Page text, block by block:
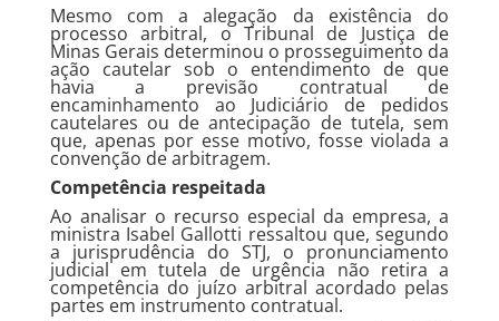
Mesmo com a alegação da existência do
processo arbitral, o Tribunal de Justiça de
Minas Gerais determinou o prosseguimento da
ação cautelar sob o entendimento de que
havia a previsão contratual de
encaminhamento ao Judiciário de pedidos
cautelares ou de antecipação de tutela, sem
que, apenas por esse motivo, fosse violada a
convenção de arbitragem.
Competência respeitada
Ao analisar o recurso especial da empresa, a
ministra Isabel Gallotti ressaltou que, segundo
a jurisprudência do STJ, o pronunciamento
judicial em tutela de urgência não retira a
competência do juízo arbitral acordado pelas
partes em instrumento contratual.